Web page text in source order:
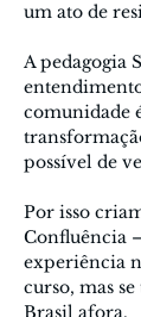
um ato de
A pedagogia
comunidade
possível de
Por isso
Confluência
experiência
curso, mas
Brasil afora.